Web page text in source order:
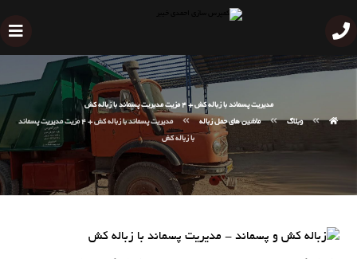
مدیریت پسماند با زباله کش + 4 مزیت مدیریت پسماند با زباله کش
وبلاگ ماشین های حمل زباله مدیریت پسماند با زباله کش + 4 مزیت مدیریت پسماند
با زباله کش